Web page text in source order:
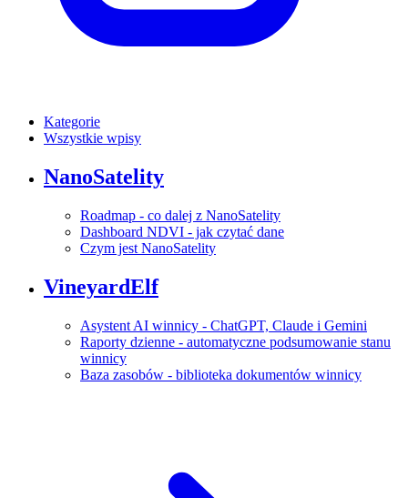
Kategorie
Wszystkie wpisy
NanoSatelity
Roadmap - co dalej z NanoSatelity
Dashboard NDVI - jak czytać dane
Czym jest NanoSatelity
VineyardElf
Asystent AI winnicy - ChatGPT, Claude i Gemini
Raporty dzienne - automatyczne podsumowanie stanu
winnicy
Baza zasobów - biblioteka dokumentów winnicy